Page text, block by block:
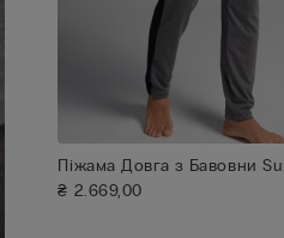
Піжама Довга з Бавовни
₴ 2.669,00